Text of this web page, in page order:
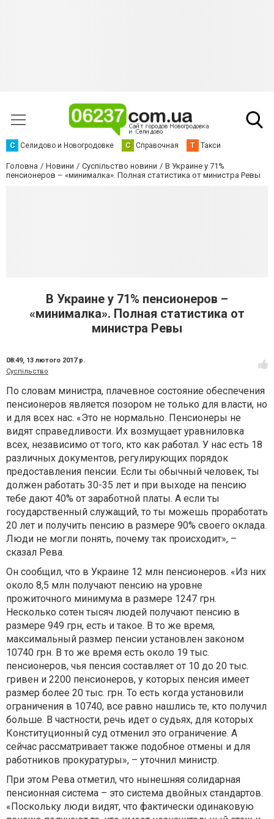
С Селидово и Новогродовке С Справочная Т Такси
Головна Новини Суспільство новини
В Украине у 71%
пенсионеров – «минималка». Полная статистика от министра Ревы
В Украине у 71% пенсионеров –
«минималка». Полная статистика от
министра Ревы
08:49, 13 лютого 2017 р.
Суспільство
По словам министра, плачевное состояние обеспечения
пенсионеров является позором не только для власти, но
и для всех нас. «Это не нормально. Пенсионеры не
видят справедливости. Их возмущает уравниловка
всех, независимо от того, кто как работал. У нас есть 18
различных документов, регулирующих порядок
предоставления пенсии. Если ты обычный человек, ты
должен работать 30-35 лет и при выходе на пенсию
тебе дают 40% от заработной платы. А если ты
государственный служащий, то ты можешь проработать
20 лет и получить пенсию в размере 90% своего оклада.
Люди не могли понять, почему так происходит», –
сказал Рева.
Он сообщил, что в Украине 12 млн пенсионеров. «Из них
около 8,5 млн получают пенсию на уровне
прожиточного минимума в размере 1247 грн.
Несколько сотен тысяч людей получают пенсию в
размере 949 грн, есть и такое. В то же время,
максимальный размер пенсии установлен законом
10740 грн. В то же время есть около 19 тыс.
пенсионеров, чья пенсия составляет от 10 до 20 тыс.
гривен и 2200 пенсионеров, у которых пенсия имеет
размер более 20 тыс. грн. То есть когда установили
ограничения в 10740, все равно нашлись те, кто получил
больше. В частности, речь идет о судьях, для которых
Конституционный суд отменил это ограничение. А
сейчас рассматривает также подобное отмены и для
работников прокуратуры», – уточнил министр.
При этом Рева отметил, что нынешняя солидарная
пенсионная система – это система двойных стандартов.
«Поскольку люди видят, что фактически одинаковую